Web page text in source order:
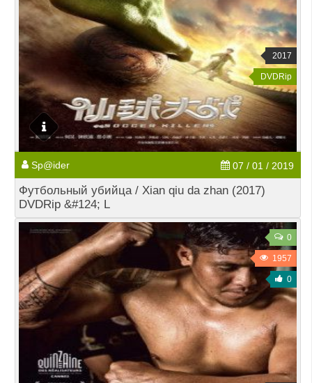
2017
DVDRip
Sp@ider 07 / 01 / 2019
Футбольный убийца / Xian qiu da zhan (2017)
DVDRip &#124; L
0
1957
0